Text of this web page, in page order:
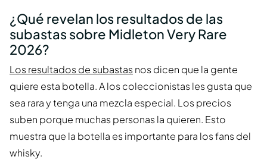
¿Qué revelan los resultados de las
subastas sobre Midleton Very Rare
2026?
Los resultados de subastasnos dicen que la gente
quiere esta botella. A los coleccionistas les gusta que
sea rara y tenga una mezcla especial. Los precios
suben porque muchas personas la quieren. Esto
muestra que la botella es importante para los fans del
whisky.